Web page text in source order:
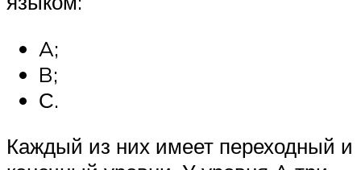
A;
B;
С.
Каждый из них имеет переходный и